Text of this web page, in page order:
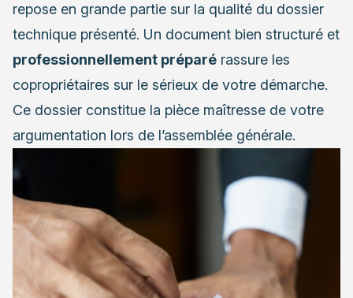
repose en grande partie sur la qualité du dossier
technique présenté. Un document bien structuré et
professionnellement préparé rassure les
copropriétaires sur le sérieux de votre démarche.
Ce dossier constitue la pièce maîtresse de votre
argumentation lors de l’assemblée générale.